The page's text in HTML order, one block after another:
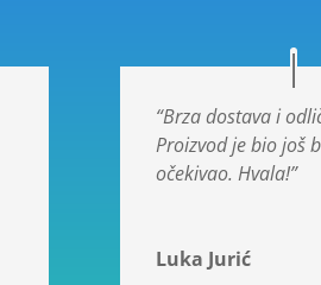
“Brza dostava i
Proizvod je bio još
očekivao. Hvala!”
Luka Jurić